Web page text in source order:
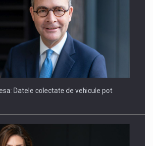
DIN MEDIUL DE AFACERI, ACADEMIC
Datele colectate de vehicule pot